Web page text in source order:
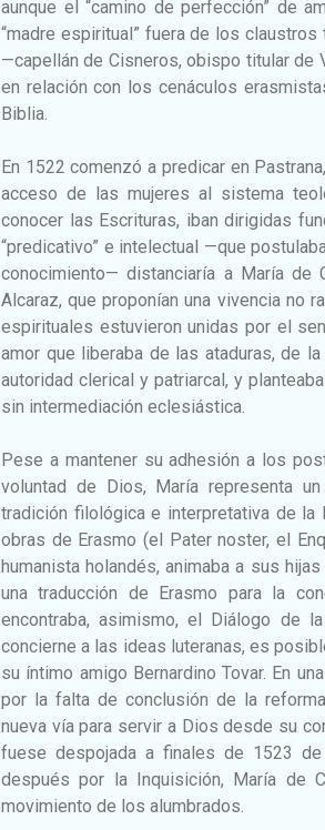
aunque el “camino de perfección” de
“madre espiritual” fuera de los
—capellán de Cisneros, obispo titular de
en relación con los cenáculos
Biblia.
En 1522 comenzó a predicar en
acceso de las mujeres al sistema
conocer las Escrituras, iban dirigidas
“predicativo” e intelectual —que
conocimiento— distanciaría a María
Alcaraz, que proponían una vivencia no
espirituales estuvieron unidas por el
amor que liberaba de las ataduras, de
autoridad clerical y patriarcal, y
sin intermediación eclesiástica.
Pese a mantener su adhesión a los
voluntad de Dios, María representa
tradición filológica e interpretativa de la
obras de Erasmo (el Pater noster, el
humanista holandés, animaba a sus
una traducción de Erasmo para la
encontraba, asimismo, el Diálogo de
concierne a las ideas luteranas, es
su íntimo amigo Bernardino Tovar. En
por la falta de conclusión de la
nueva vía para servir a Dios desde su
fuese despojada a finales de 1523
después por la Inquisición, María de
movimiento de los alumbrados.